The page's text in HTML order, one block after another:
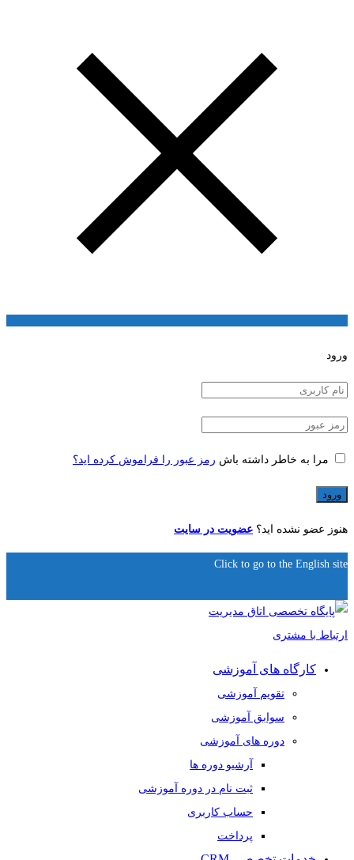
ورود
مرا به خاطر داشته باش رمز عبور را فراموش کرده اید؟
هنوز عضو نشده اید؟ عضویت در سایت
Click to go to the English site
کارگاه های آموزشی
تقویم آموزشی
سوابق آموزشی
دوره های آموزشی
آرشیو دوره ها
ثبت نام در دوره آموزشی
حساب کاربری
پرداخت